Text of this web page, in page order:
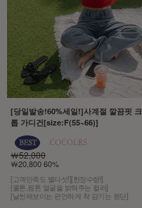
[당일발송!60%세일!]사계절 깔끔핏 크
롭 가디건[size:F(55~66)]
￦52,000
￦20,800 60%
[고객만족도 별다섯!][한정수량!]
[쿨톤,윔톤 얼굴을 밝혀주는 컬러]
[날씬해보이는 편안하게 착 감기는 원단]